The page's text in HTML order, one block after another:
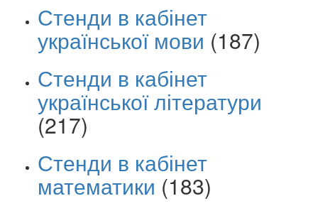
Стенди в кабінет
української мови (187)
Стенди в кабінет
української літератури
(217)
Стенди в кабінет
математики (183)